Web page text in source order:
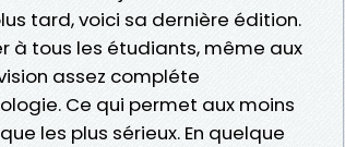
tard, voici sa dernière édition.
à tous les étudiants, même aux
assez compléte
Ce qui permet aux moins
les plus sérieux. En quelque